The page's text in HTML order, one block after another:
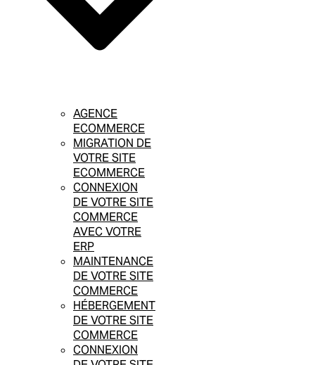
AGENCE
ECOMMERCE
MIGRATION DE
VOTRE SITE
ECOMMERCE
CONNEXION
DE VOTRE SITE
COMMERCE
AVEC VOTRE
ERP
MAINTENANCE
DE VOTRE SITE
COMMERCE
HÉBERGEMENT
DE VOTRE SITE
COMMERCE
CONNEXION